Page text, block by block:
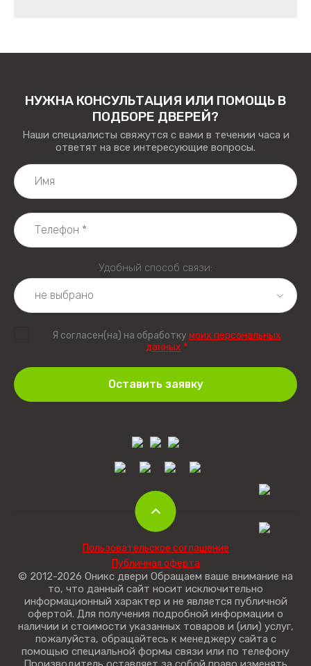
НУЖНА КОНСУЛЬТАЦИЯ ИЛИ ПОМОЩЬ В
ПОДБОРЕ ДВЕРЕЙ?
Наши специалисты свяжутся с вами в течении часа и
ответят на все интересующие вопросы.
Удобный способ связи:
Я согласен(на) на обработку моих персональных
данных *
Оставить заявку
Пользовательское соглашение
Публичная оферта
© 2012-2026 Оникс двери Обращаем ваше внимание на
то, что данный сайт носит исключительно
информационный характер и не является публичной
офертой. Для получения подробной информации о
наличии и стоимости указанных товаров и (или) услуг,
пожалуйста, обращайтесь к менеджеру сайта с
помощью специальной формы связи или по телефону